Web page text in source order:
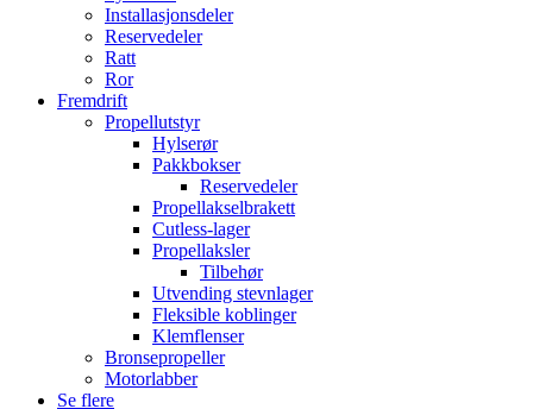
Installasjonsdeler
Reservedeler
Ratt
Ror
Fremdrift
Propellutstyr
Hylserør
Pakkbokser
Reservedeler
Propellakselbrakett
Cutless-lager
Propellaksler
Tilbehør
Utvending stevnlager
Fleksible koblinger
Klemflenser
Bronsepropeller
Motorlabber
Se flere